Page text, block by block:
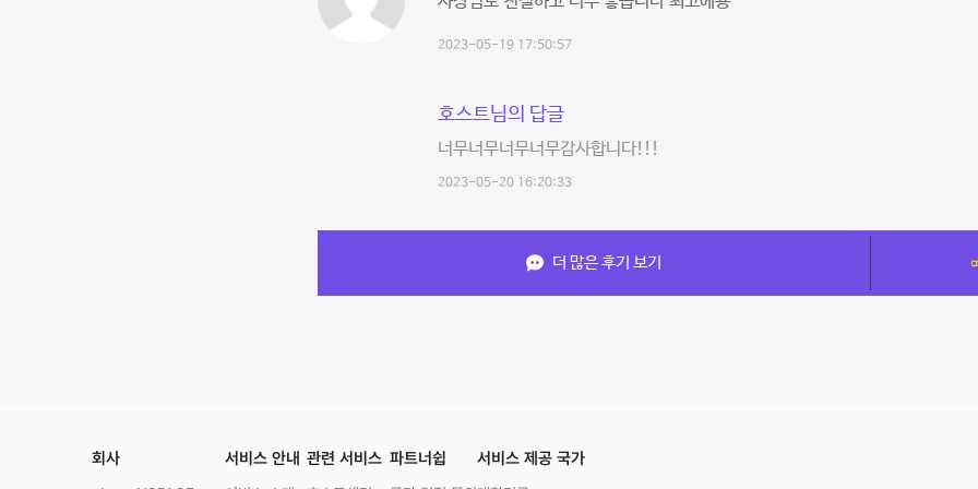
2023-05-19 17:50:57
호스트님의 답글
너무너무너무너무감사합니다!!!
2023-05-20 16:20:33
더 많은 후기 보기
회사 서비스 안내 관련 서비스 파트너쉽 서비스 제공 국가